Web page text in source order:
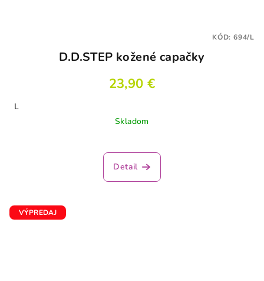
D.D.STEP kožené capačky
23,90 €
L
Skladom
Detail
KÓD: 694/L
VÝPREDAJ